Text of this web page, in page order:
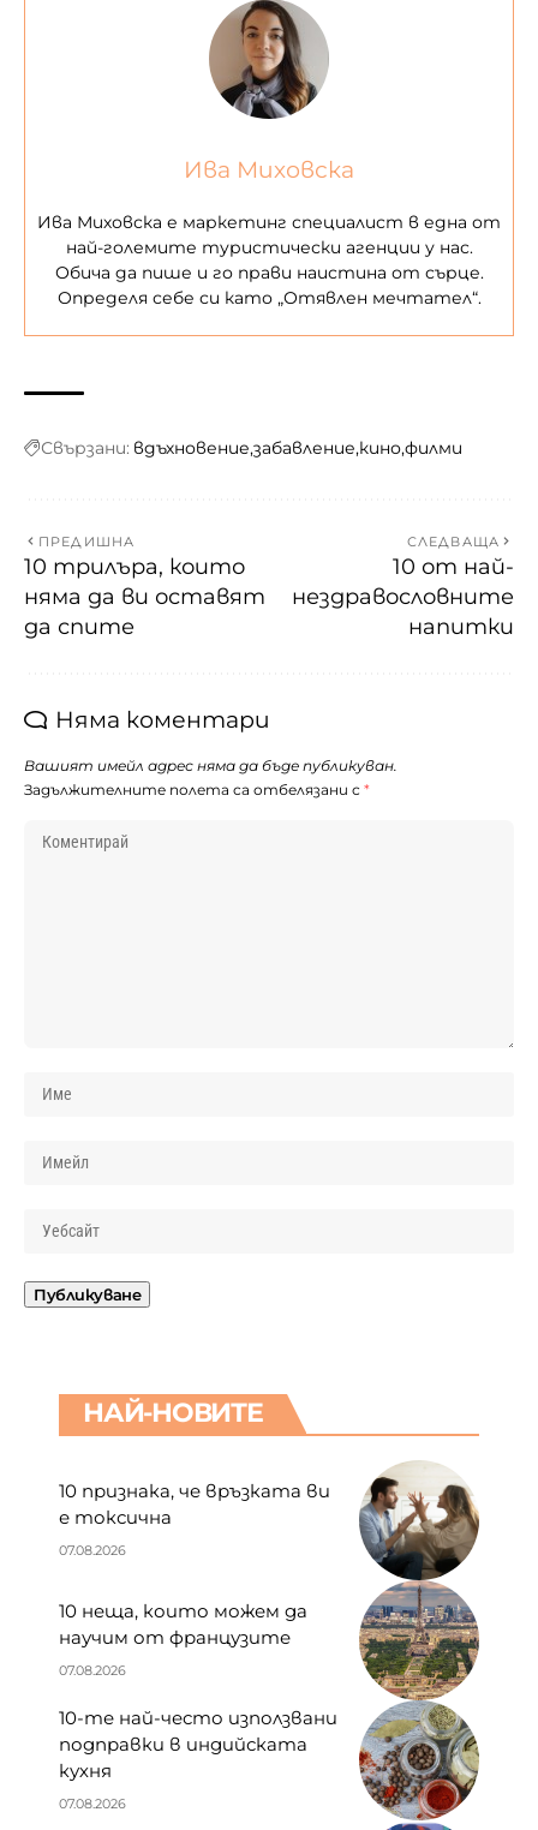
Ива Миховска
Ива Миховска е маркетинг специалист в една от
най-големите туристически агенции у нас.
Обича да пише и го прави наистина от сърце.
Определя себе си като „Отявлен мечтател“.
Свързани: вдъхновение забавление кинофилми
ПРЕДИШНА
10 трилъра, които
няма да ви оставят
да спите
СЛЕДВАЩА
10 от най-
нездравословните
напитки
Няма коментари
Вашият имейл адрес няма да бъде публикуван.
Задължителните полета са отбелязани с *
НАЙ-НОВИТЕ
10 признака, че връзката ви
е токсична
07.08.2026
10 неща, които можем да
научим от французите
07.08.2026
10-те най-често използвани
подправки в индийската
кухня
07.08.2026